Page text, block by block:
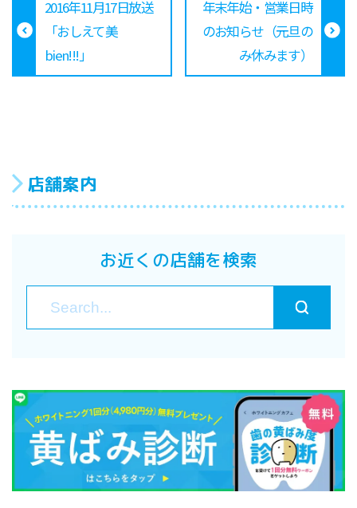
2016年11月17日放送
「おしえて美
bien!!!」
年末年始・営業日時
のお知らせ（元旦の
み休みます）
店舗案内
お近くの店舗を検索